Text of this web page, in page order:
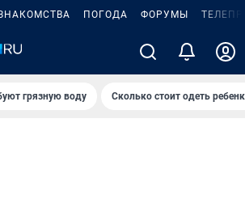
ПОГОДА ФОРУМЫ
грязную воду Сколько стоит одеть